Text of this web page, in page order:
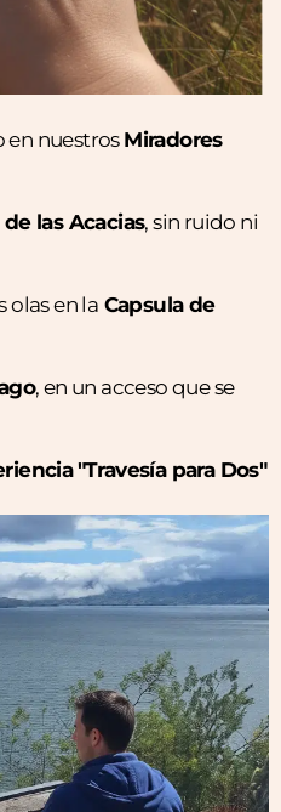
en nuestros Miradores
las Acacias, sin ruido ni
olas en la Capsula de
, en un acceso que se
"Travesía para Dos"